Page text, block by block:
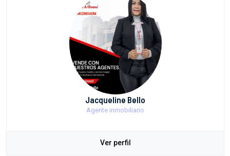
Jacqueline Bello
Agente inmobiliario
Ver perfil